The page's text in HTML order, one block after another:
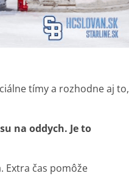
tímy a rozhodne aj to,
na oddych. Je to
Extra čas pomôže